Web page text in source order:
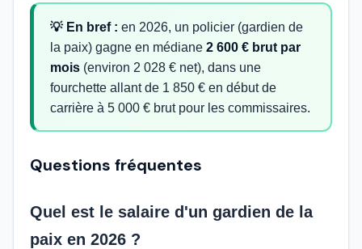
💡 En bref : en 2026, un policier (gardien de
la paix) gagne en médiane 2 600 € brut par
mois (environ 2 028 € net), dans une
fourchette allant de 1 850 € en début de
carrière à 5 000 € brut pour les commissaires.
Questions fréquentes
Quel est le salaire d'un gardien de la
paix en 2026 ?